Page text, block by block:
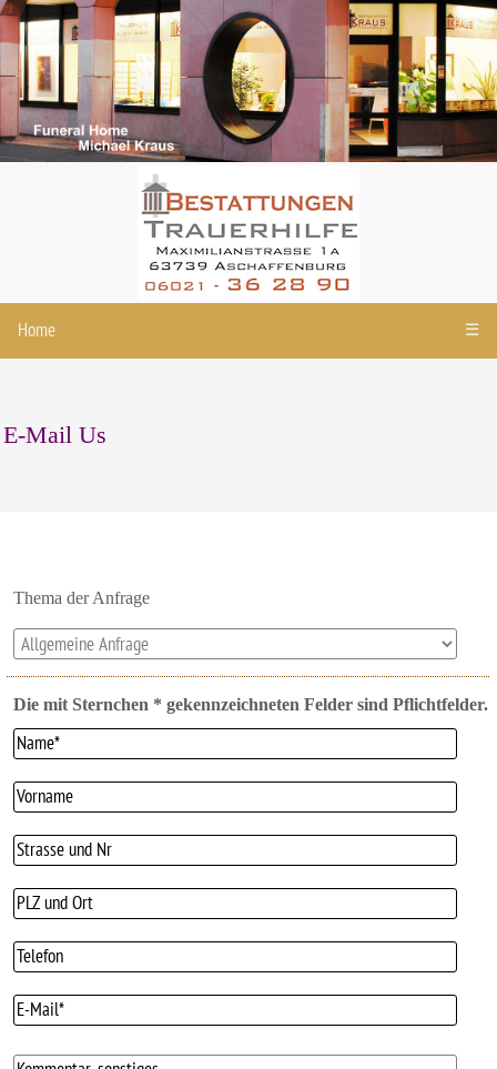
Home ☰
E-Mail Us
Thema der Anfrage
Die mit Sternchen * gekennzeichneten Felder sind Pflichtfelder.